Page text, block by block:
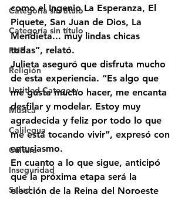
Categoría sin título
Categoría sin título
FNE
Religión
Untitled Category
Música
Calilegua
Cultura
Inseguridad
Salud
como el Ingenio La Esperanza, El
Piquete, San Juan de Dios, La
Mendieta... muy lindas chicas
todas”, relató.
Julieta aseguró que disfruta mucho
de esta experiencia. “Es algo que
me gusta mucho hacer, me encanta
desfilar y modelar. Estoy muy
agradecida y feliz por todo lo que
me está tocando vivir”, expresó con
entusiasmo.
En cuanto a lo que sigue, anticipó
que la próxima etapa será la
elección de la Reina del Noroeste